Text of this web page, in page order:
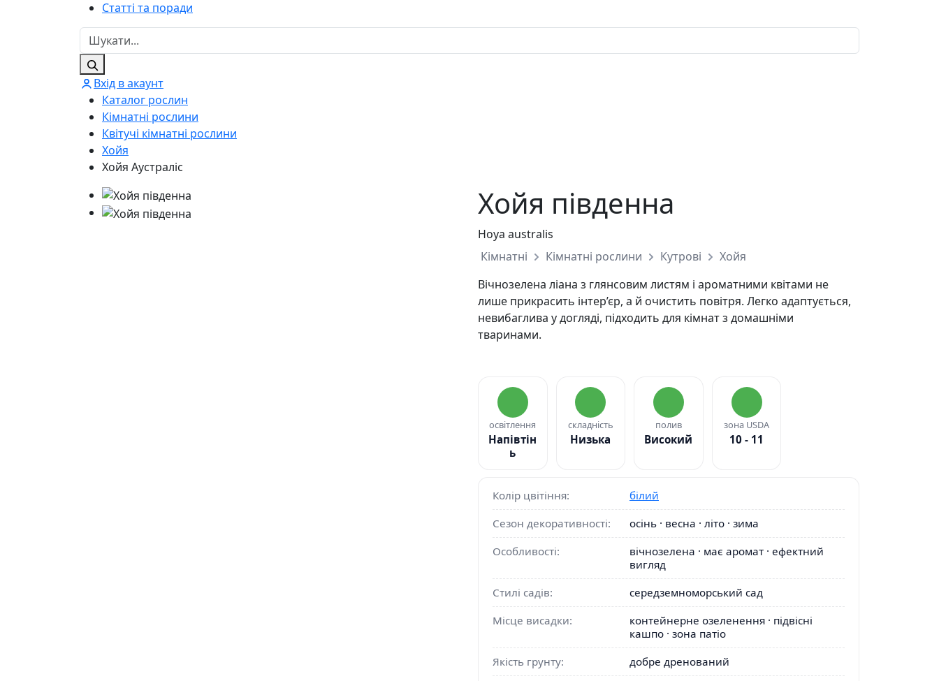
Статті та поради
Вхід в акаунт
Каталог рослин
Кімнатні рослини
Квітучі кімнатні рослини
Хойя
Хойя Аустраліс
Хойя південна
Hoya australis
Кімнатні
Кімнатні рослини Кутрові
Хойя
Вічнозелена ліана з глянсовим листям і ароматними квітами не
лише прикрасить інтер’єр, а й очистить повітря. Легко адаптується,
невибаглива у догляді, підходить для кімнат з домашніми
тваринами.
освітлення
Напівтін
ь
складність
Низька
полив
Високий
зона USDA
10 - 11
Колір цвітіння:
білий
Сезон декоративності:
осінь · весна · літо · зима
Особливості:
вічнозелена · має аромат · ефектний
вигляд
Стилі садів:
середземноморський сад
Місце висадки:
контейнерне озеленення · підвісні
кашпо · зона патіо
Якість грунту:
добре дренований